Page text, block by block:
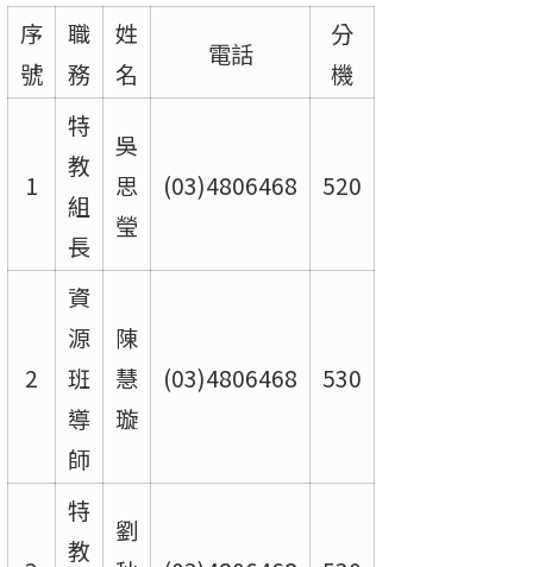
區序
號
職
務
姓
名
電話
分
機
1
特
教
組
長
吳
思
瑩
(03)4806468 520
2
資
源
班
導
師
陳
慧
璇
(03)4806468 530
特
教
劉